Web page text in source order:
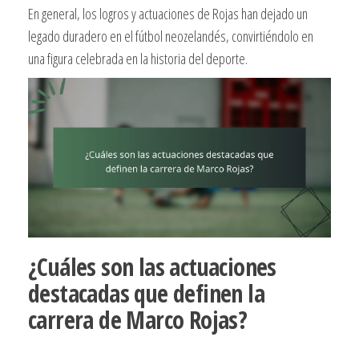
En general, los logros y actuaciones de Rojas han dejado un
legado duradero en el fútbol neozelandés, convirtiéndolo en
una figura celebrada en la historia del deporte.
¿Cuáles son las actuaciones
destacadas que definen la
carrera de Marco Rojas?